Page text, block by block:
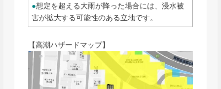
●想定を超える大雨が降った場合には、浸水被
害が拡大する可能性のある立地です。
【高潮ハザードマップ】